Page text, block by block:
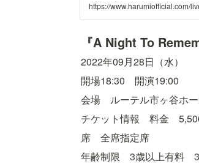
https://www.harumiofficial.com/
『A Night To
2022年09月28日（水）
開場18:30　開演19:00
会場　ルーテル市ヶ谷ホ
チケット情報　料金　
席　全席指定席
年齢制限　3歳以上有料　